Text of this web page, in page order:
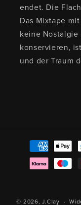
endet. Die
Das Mixtape
keine Nostalgie
konservieren,
und der Traum
© 2026,J.Clay